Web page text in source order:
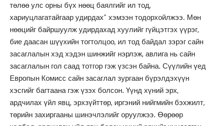
төлөө улс орны бүх нөөц баялгийг ил тод,
хариуцлагатайгаар удирдах” хэмээн тодорхойлжээ. Мөн
нөөцийг байршуулж удирдахад хуулийг гүйцэтгэх үүрэг,
бие даасан шүүхийн тогтолцоо, ил тод байдал зэрэг сайн
засаглалын хэд хэдэн шинжийг нэрлэж, авлига нь сайн
засаглалын гол саад тотгор гэж үзсэн байна. Сүүлийн үед
Европын Комисс сайн засаглал зургаан бүрэлдэхүүн
хэсгийг багтаана гэж үзэх болсон. Үүнд хүний эрх,
ардчилах үйл явц, эрхзүйттөр, иргэний нийгмийн бэхжилт,
төрийн захиргааны шинэчлэлийг оруулжээ. Өөрөөр